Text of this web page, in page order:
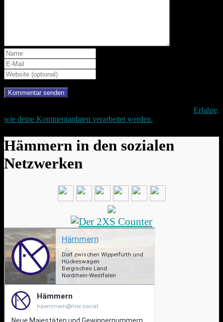
Erfahre,
wie deine Kommentardaten verarbeitet werden.
Hämmern in den sozialen
Netzwerken